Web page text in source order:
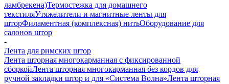
ламбрекена)Термостежка для домашнего
текстиляУтяжелители и магнитные ленты для
шторФиламентная (комплексная) нитьОборудование для
салонов штор
-
Лента для римских штор
Лента шторная многокарманная с фиксированной
сборкойЛента шторная многокарманная без кордов для
ручной закладки штор и для «Система Волна»Лента шторная